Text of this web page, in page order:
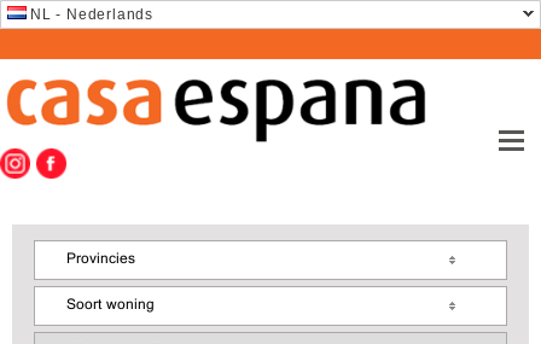
NL - Nederlands
Provincies
Soort woning